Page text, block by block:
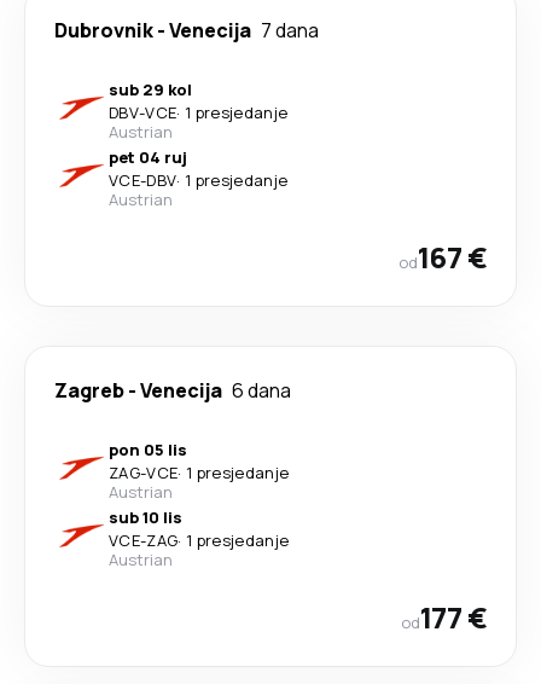
Dubrovnik-Venecija 7 dana
sub 29 kol
DBV-VCE· 1 presjedanje
Austrian
pet 04 ruj
VCE-DBV· 1 presjedanje
Austrian
od167 €
Zagreb-Venecija 6 dana
pon 05 lis
ZAG-VCE· 1 presjedanje
Austrian
sub 10 lis
VCE-ZAG· 1 presjedanje
Austrian
od177 €